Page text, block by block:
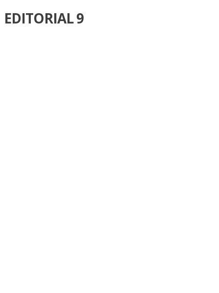
EDITORIAL 9